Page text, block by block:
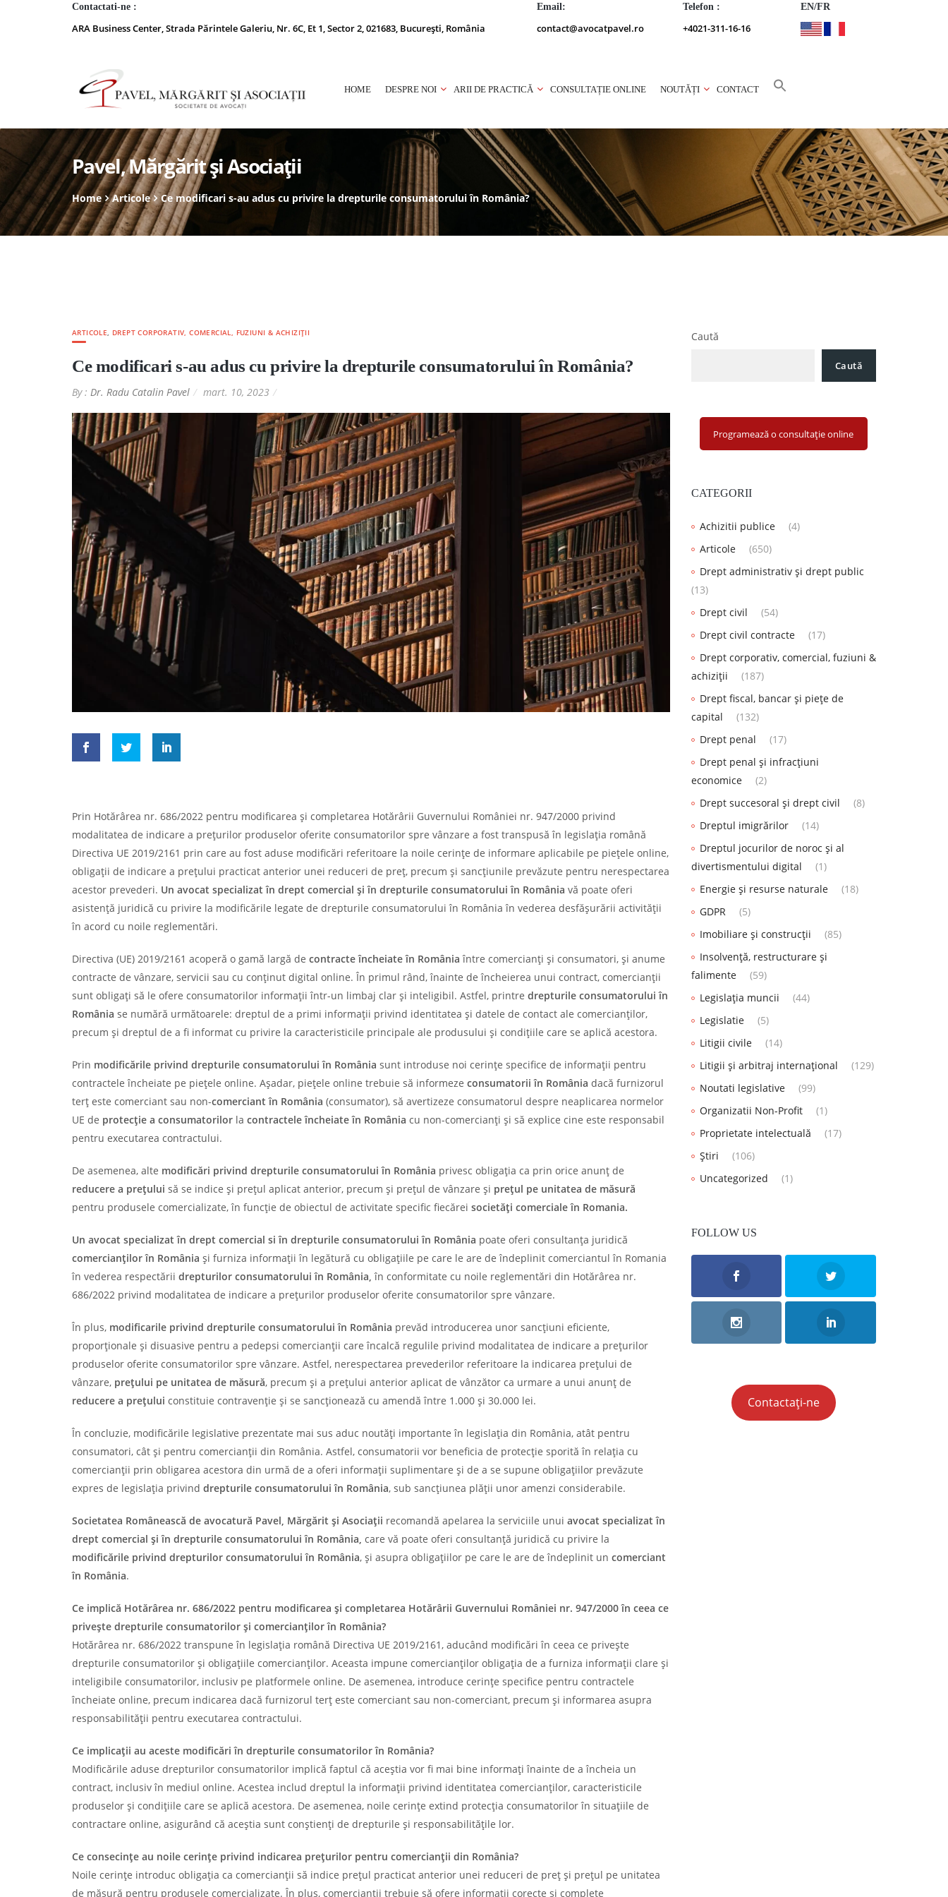
Contactati-ne :
ARA Business Center, Strada Părintele Galeriu, Nr. 6C, Et 1, Sector 2, 021683, București, România
Email:
contact@avocatpavel.ro
Telefon :
+4021-311-16-16
EN/FR
HOME DESPRE NOI ARII DE PRACTICĂ CONSULTAȚIE ONLINE NOUTĂȚI CONTACT
Pavel, Mărgărit și Asociații
Home Articole Ce modificari s-au adus cu privire la drepturile consumatorului în România?
ARTICOLE, DREPT CORPORATIV, COMERCIAL, FUZIUNI & ACHIZIȚII
Ce modificari s-au adus cu privire la drepturile consumatorului în România?
By : Dr. Radu Catalin Pavel mart. 10, 2023
Prin Hotărârea nr. 686/2022 pentru modificarea şi completarea Hotărârii Guvernului României nr. 947/2000 privind
modalitatea de indicare a preţurilor produselor oferite consumatorilor spre vânzare a fost transpusă în legislația română
Directiva UE 2019/2161 prin care au fost aduse modificări referitoare la noile cerințe de informare aplicabile pe piețele online,
obligații de indicare a prețului practicat anterior unei reduceri de preț, precum și sancțiunile prevăzute pentru nerespectarea
acestor prevederi. Un avocat specializat în drept comercial și în drepturile consumatorului în România vă poate oferi
asistență juridică cu privire la modificările legate de drepturile consumatorului în România în vederea desfășurării activității
în acord cu noile reglementări.
Directiva (UE) 2019/2161 acoperă o gamă largă de contracte încheiate în România între comercianţi şi consumatori, şi anume
contracte de vânzare, servicii sau cu conţinut digital online. În primul rând, înainte de încheierea unui contract, comercianţii
sunt obligați să le ofere consumatorilor informaţii într-un limbaj clar şi inteligibil. Astfel, printre drepturile consumatorului în
România se numără următoarele: dreptul de a primi informaţii privind identitatea şi datele de contact ale comercianților,
precum și dreptul de a fi informat cu privire la caracteristicile principale ale produsului şi condiţiile care se aplică acestora.
Prin modificările privind drepturile consumatorului în România sunt introduse noi cerinţe specifice de informaţii pentru
contractele încheiate pe pieţele online. Așadar, pieţele online trebuie să informeze consumatorii în România dacă furnizorul
terţ este comerciant sau non-comerciant în România (consumator), să avertizeze consumatorul despre neaplicarea normelor
UE de protecţie a consumatorilor la contractele încheiate în România cu non-comercianţi şi să explice cine este responsabil
pentru executarea contractului.
De asemenea, alte modificări privind drepturile consumatorului în România privesc obligația ca prin orice anunţ de
reducere a preţului să se indice și preţul aplicat anterior, precum și preţul de vânzare şi preţul pe unitatea de măsură
pentru produsele comercializate, în funcție de obiectul de activitate specific fiecărei societăți comerciale în Romania.
Un avocat specializat în drept comercial si în drepturile consumatorului în România poate oferi consultanța juridică
comercianților în România și furniza informații în legătură cu obligațiile pe care le are de îndeplinit comerciantul în Romania
în vederea respectării drepturilor consumatorului în România,în conformitate cu noile reglementări din Hotărârea nr.
686/2022 privind modalitatea de indicare a preţurilor produselor oferite consumatorilor spre vânzare.
În plus, modificarile privind drepturile consumatorului în România prevăd introducerea unor sancţiuni eficiente,
proporţionale şi disuasive pentru a pedepsi comercianţii care încalcă regulile privind modalitatea de indicare a preţurilor
produselor oferite consumatorilor spre vânzare. Astfel, nerespectarea prevederilor referitoare la indicarea preţului de
vânzare, preţului pe unitatea de măsură, precum și a preţului anterior aplicat de vânzător ca urmare a unui anunţ de
reducere a preţului constituie contravenţie şi se sancţionează cu amendă între 1.000 și 30.000 lei.
În concluzie, modificările legislative prezentate mai sus aduc noutăți importante în legislația din România, atât pentru
consumatori, cât și pentru comercianții din România. Astfel, consumatorii vor beneficia de protecție sporită în relația cu
comercianții prin obligarea acestora din urmă de a oferi informații suplimentare și de a se supune obligațiilor prevăzute
expres de legislația privind drepturile consumatorului în România, sub sancțiunea plății unor amenzi considerabile.
Societatea Românească de avocatură Pavel, Mărgărit și Asociații recomandă apelarea la serviciile unui avocat specializat în
drept comercial și în drepturile consumatorului în România, care vă poate oferi consultanță juridică cu privire la
modificările privind drepturilor consumatorului în România, și asupra obligațiilor pe care le are de îndeplinit un comerciant
în România.
Ce implică Hotărârea nr. 686/2022 pentru modificarea și completarea Hotărârii Guvernului României nr. 947/2000 în ceea ce
privește drepturile consumatorilor și comercianților în România?
Hotărârea nr. 686/2022 transpune în legislația română Directiva UE 2019/2161, aducând modificări în ceea ce privește
drepturile consumatorilor și obligațiile comercianților. Aceasta impune comercianților obligația de a furniza informații clare și
inteligibile consumatorilor, inclusiv pe platformele online. De asemenea, introduce cerințe specifice pentru contractele
încheiate online, precum indicarea dacă furnizorul terț este comerciant sau non-comerciant, precum și informarea asupra
responsabilității pentru executarea contractului.
Ce implicații au aceste modificări în drepturile consumatorilor în România?
Modificările aduse drepturilor consumatorilor implică faptul că aceștia vor fi mai bine informați înainte de a încheia un
contract, inclusiv în mediul online. Acestea includ dreptul la informații privind identitatea comercianților, caracteristicile
produselor și condițiile care se aplică acestora. De asemenea, noile cerințe extind protecția consumatorilor în situațiile de
contractare online, asigurând că aceștia sunt conștienți de drepturile și responsabilitățile lor.
Ce consecințe au noile cerințe privind indicarea prețurilor pentru comercianții din România?
Noile cerințe introduc obligația ca comercianții să indice prețul practicat anterior unei reduceri de preț și prețul pe unitatea
de măsură pentru produsele comercializate. În plus, comercianții trebuie să ofere informații corecte și complete
Caută
Caută
Programează o consultație online
CATEGORII
Achizitii publice
(4)
Articole
(650)
Drept administrativ și drept public
(13)
Drept civil
(54)
Drept civil contracte
(17)
Drept corporativ, comercial, fuziuni &
achiziții
(187)
Drept fiscal, bancar și piețe de
capital
(132)
Drept penal
(17)
Drept penal și infracțiuni
economice
(2)
Drept succesoral și drept civil
(8)
Dreptul imigrărilor
(14)
Dreptul jocurilor de noroc și al
divertismentului digital
(1)
Energie și resurse naturale
(18)
GDPR
(5)
Imobiliare și construcții
(85)
Insolvență, restructurare și
falimente
(59)
Legislația muncii
(44)
Legislatie
(5)
Litigii civile
(14)
Litigii și arbitraj internațional
(129)
Noutati legislative
(99)
Organizatii Non-Profit
(1)
Proprietate intelectuală
(17)
Știri
(106)
Uncategorized
(1)
FOLLOW US
Contactați-ne